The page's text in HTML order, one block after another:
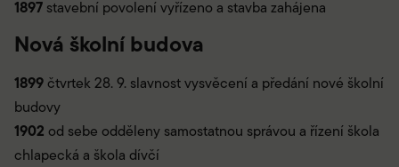
1897 stavební povolení vyřízeno a stavba zahájena
Nová školní budova
1899 čtvrtek 28. 9. slavnost vysvěcení a předání nové školní
budovy
1902 od sebe odděleny samostatnou správou a řízení škola
chlapecká a škola dívčí